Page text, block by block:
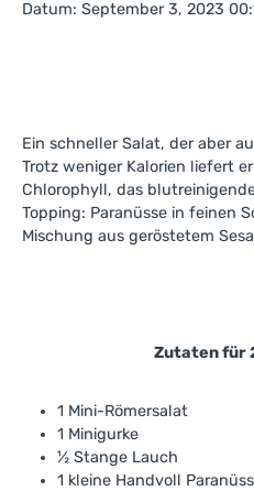
Datum: September 3, 2023
Ein schneller Salat, der aber
Trotz weniger Kalorien liefert
Chlorophyll, das
Topping: Paranüsse in feinen
Mischung aus geröstetem
Zutaten für
1 Mini-Römersalat
1 Minigurke
½ Stange Lauch
1 kleine Handvoll